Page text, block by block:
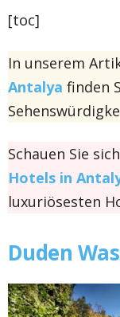
[toc]
In unserem
Antalya finden
Schauen Sie
Hotels in
luxuriösesten
Duden